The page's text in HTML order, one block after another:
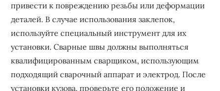
привести к повреждению резьбы или деформации
деталей. В случае использования заклепок,
используйте специальный инструмент для их
установки. Сварные швы должны выполняться
квалифицированным сварщиком, использующим
подходящий сварочный аппарат и электрод. После
установки кузова, проверьте его положение и